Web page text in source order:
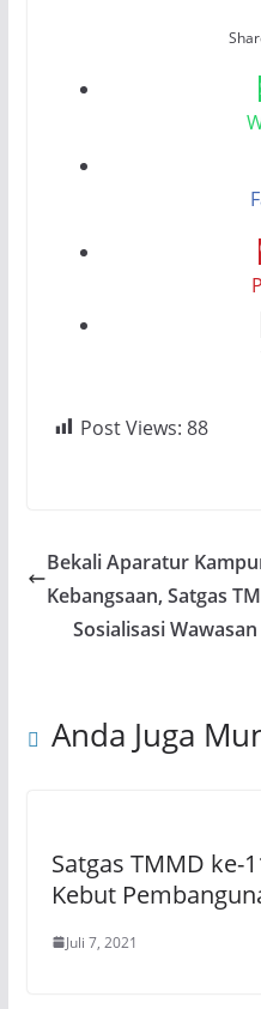
Post Views: 88
Bekali Aparatur
Kebangsaan, Satgas
Sosialisasi
Anda Juga
Satgas TMMD ke-
Kebut
Juli 7, 2021